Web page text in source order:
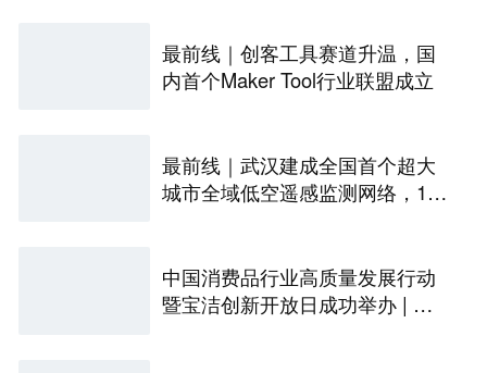
最前线｜创客工具赛道升温，国
内首个Maker Tool行业联盟成立
最前线｜武汉建成全国首个超大
城市全域低空遥感监测网络，146
中国消费品行业高质量发展行动
暨宝洁创新开放日成功举办 | 最